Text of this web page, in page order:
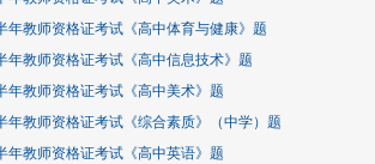
年教师资格证考试《高中体育与健康》题
年教师资格证考试《高中信息技术》题
年教师资格证考试《高中美术》题
年教师资格证考试《综合素质》（中学）题
年教师资格证考试《高中英语》题